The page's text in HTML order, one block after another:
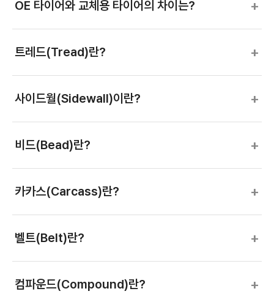
OE 타이어와 교체용 타이어의 차이는? +
트레드(Tread)란? +
사이드월(Sidewall)이란? +
비드(Bead)란? +
카카스(Carcass)란? +
벨트(Belt)란? +
컴파운드(Compound)란? +